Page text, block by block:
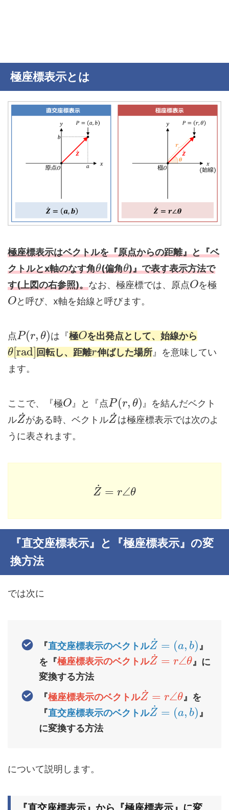
極座標表示とは
極座標表示はベクトルを『原点からの距離』と『ベ
クトルとx軸のなす角θ(偏角θ)』で表す表示方法で
す(上図の右参照)。なお、極座標では、原点Oを極
Oと呼び、x軸を始線と呼びます。
点P(r, θ)は『極Oを出発点として、始線から
θ rad 回転し、距離r伸ばした場所』を意味してい
ます。
ここで、『極O』と『点P (r, θ)』を結んだベクト
ルZ
˙がある時、ベクトルZ
˙は極座標表示では次のよ
うに表されます。
Z
˙ = r∠θ
『直交座標表示』と『極座標表示』の変
換方法
では次に
『直交座標表示のベクトルZ
˙ = (a, b) 』
を『極座標表示のベクトルZ
˙ = r∠θ』に
変換する方法
『極座標表示のベクトルZ
˙ = r∠θ』を
『直交座標表示のベクトルZ
˙ = (a, b) 』
に変換する方法
について説明します。